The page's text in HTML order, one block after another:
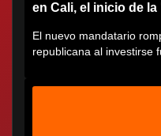
en Cali, el inicio de
El nuevo mandatario
republicana al investirse